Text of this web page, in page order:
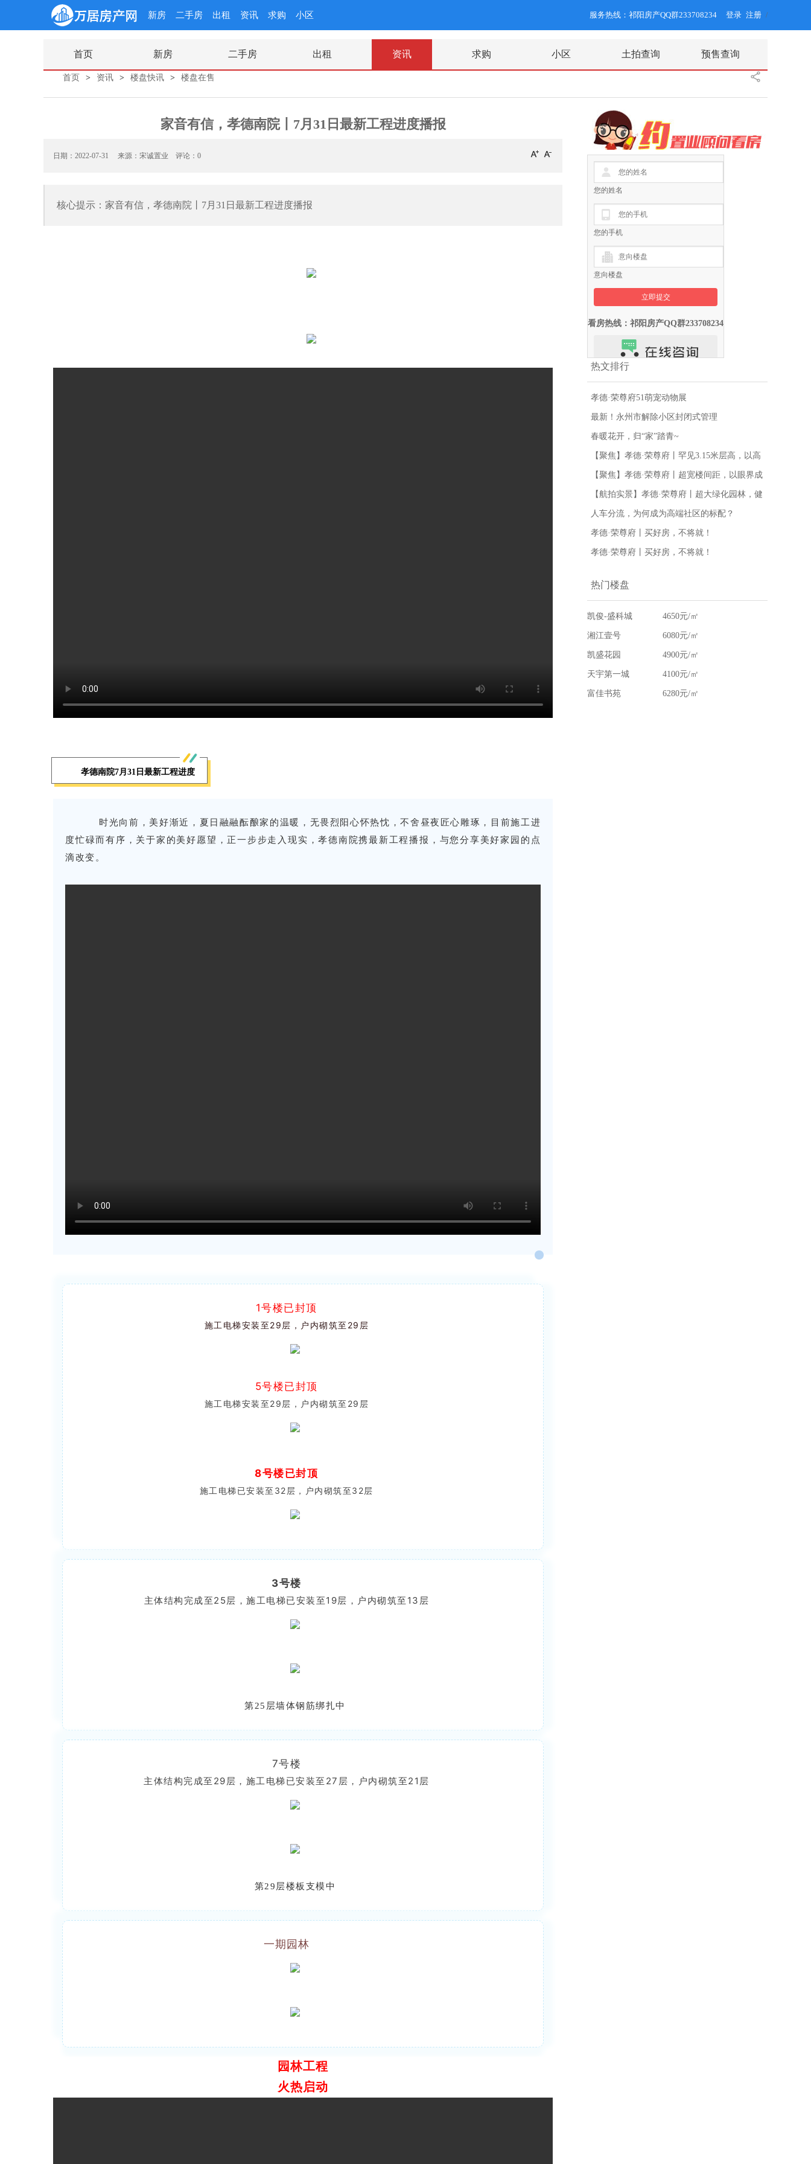
新房 二手房 出租 资讯 求购 小区 服务热线：祁阳房产QQ群233708234 登录 /
注册
首页 新房 二手房 出租 资讯 求购 小区 土拍查询 预售查询
首页 > 资讯 > 楼盘快讯 > 楼盘在售
家音有信，孝德南院丨7月31日最新工程进度播报
日期：2022-07-31 来源：宋诚置业 评论：0
核心提示：家音有信，孝德南院丨7月31日最新工程进度播报
孝德南院7月31日最新工程进度
时光向前，美好渐近，夏日融融酝酿家的温暖，无畏烈阳心怀热忱，不舍昼夜匠心雕琢，目前施工进
度忙碌而有序，关于家的美好愿望，正一步步走入现实，孝德南院携最新工程播报， 与您分享美好家园的点
滴改变。
1号楼已封顶
施工电梯安装至29层，户内砌筑至29层
5号楼已封顶
施工电梯安装至29层，户内砌筑至29层
8号楼已封顶
施工电梯已安装至32层，户内砌筑至32层
3号楼
主体结构完成至25层，施工电梯已安装至19层，户内砌筑至13层
第25层墙体钢筋绑扎中
7号楼
主体结构完成至29层，施工电梯已安装至27层，户内砌筑至21层
第29层楼板支模中
一期园林
园林工程
火热启动
您的姓名
您的手机
意向楼盘
看房热线：祁阳房产QQ群233708234
热文排行
孝德·荣尊府51萌宠动物展
最新！永州市解除小区封闭式管理
春暖花开，归“家”踏青~
【聚焦】孝德·荣尊府丨罕见3.15米层高，以高
度撼动全城目光！
【聚焦】孝德·荣尊府丨超宽楼间距，以眼界成
就境界！
【航拍实景】孝德·荣尊府丨超大绿化园林，健
康离子流通
人车分流，为何成为高端社区的标配？
孝德·荣尊府丨买好房，不将就！
孝德·荣尊府丨买好房，不将就！
热门楼盘
凯俊-盛科城 4650元/㎡
湘江壹号 6080元/㎡
凯盛花园 4900元/㎡
天宇第一城 4100元/㎡
富佳书苑 6280元/㎡